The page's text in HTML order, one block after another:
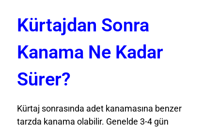
Kürtajdan Sonra
Kanama Ne Kadar
Sürer?
Kürtaj sonrasında adet kanamasına benzer
tarzda kanama olabilir. Genelde 3-4 gün